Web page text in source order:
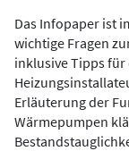
Das Infopaper ist
wichtige Fragen
inklusive Tipps für
Erläuterung der
Wärmepumpen